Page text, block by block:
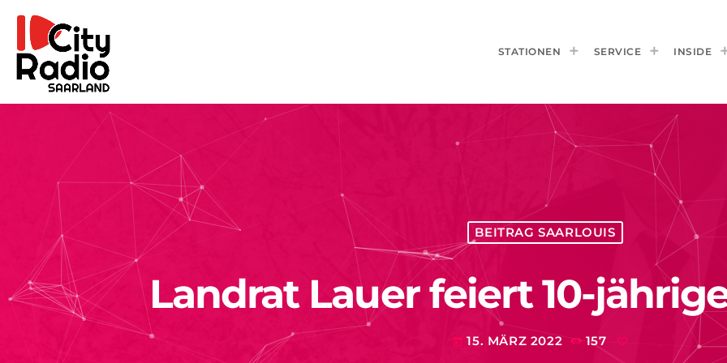
STATIONEN SERVICE INSIDE
BEITRAG SAARLOUIS
Landrat Lauer feiert 10-
today 15. MÄRZ 2022 157